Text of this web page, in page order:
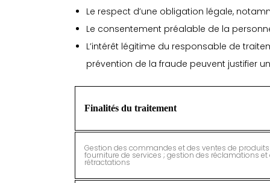
Le respect d’une obligation légale,
Le consentement préalable de la
L’intérêt légitime du responsable de
prévention de la fraude peuvent justifier
Finalités du traitement
Gestion des commandes et des ventes de
fourniture de services ; gestion des réclamations et
rétractations